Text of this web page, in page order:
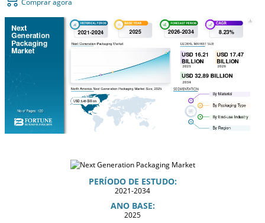
PERÍODO DE ESTUDO:
2021-2034
ANO BASE:
2025